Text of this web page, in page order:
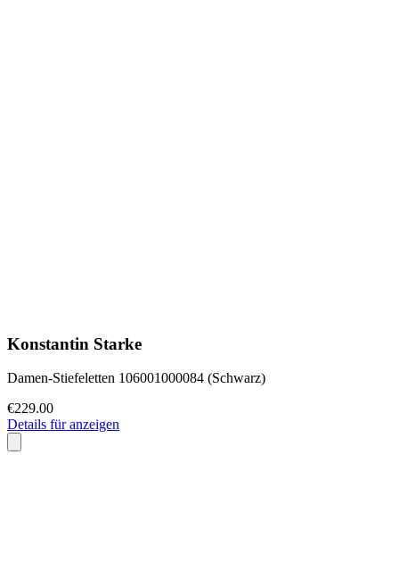
Konstantin Starke
Damen-Stiefeletten 106001000084 (Schwarz)
€229.00
Details für anzeigen